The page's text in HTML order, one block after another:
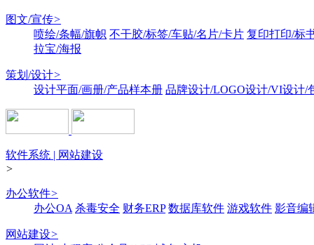
图文/宣传>
喷绘/条幅/旗帜 不干胶/标签/车贴/名片/卡片 复印打印/标
拉宝/海报
策划/设计>
设计平面/画册/产品样本册 品牌设计/LOGO设计/VI设计/
软件系统 | 网站建设
>
办公软件>
办公OA 杀毒安全 财务ERP 数据库软件 游戏软件 影音编
网站建设>